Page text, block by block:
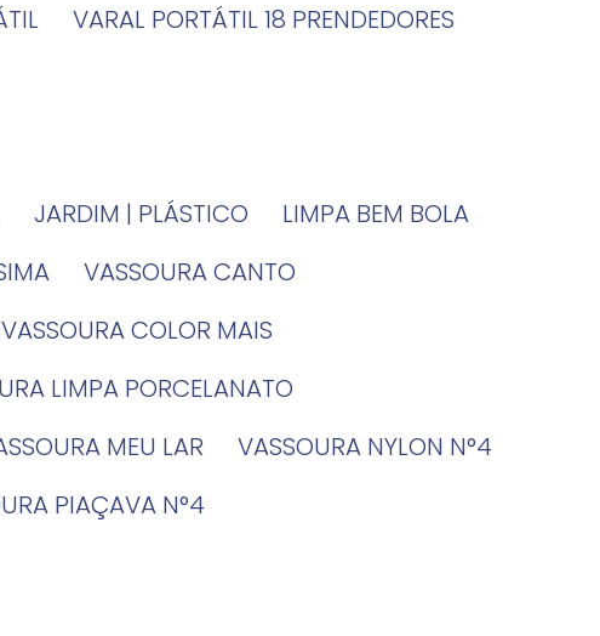
VARAL PORTÁTIL 18 PRENDEDORES
JARDIM | PLÁSTICO
LIMPA BEM BOLA
VASSOURA CANTO
VASSOURA COLOR MAIS
LIMPA PORCELANATO
MEU LAR
VASSOURA NYLON N°4
PIAÇAVA N°4